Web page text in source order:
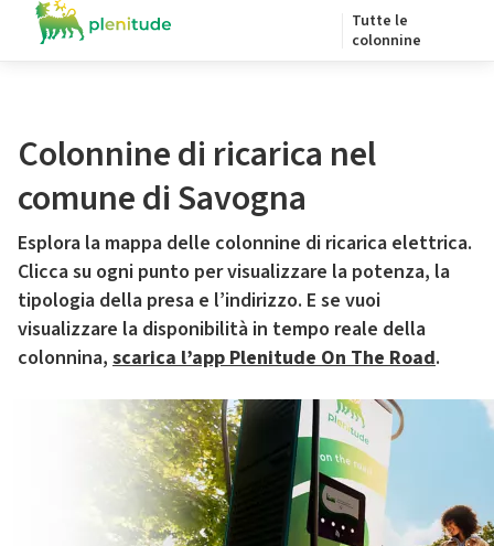
Tutte le
colonnine
Colonnine di ricarica nel
comune di Savogna
Esplora la mappa delle colonnine di ricarica elettrica.
Clicca su ogni punto per visualizzare la potenza, la
tipologia della presa e l’indirizzo. E se vuoi
visualizzare la disponibilità in tempo reale della
colonnina, scarica l’app Plenitude On The Road.